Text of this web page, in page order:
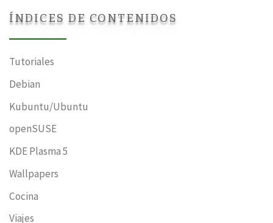
ÍNDICES DE CONTENIDOS
Tutoriales
Debian
Kubuntu/Ubuntu
openSUSE
KDE Plasma 5
Wallpapers
Cocina
Viajes